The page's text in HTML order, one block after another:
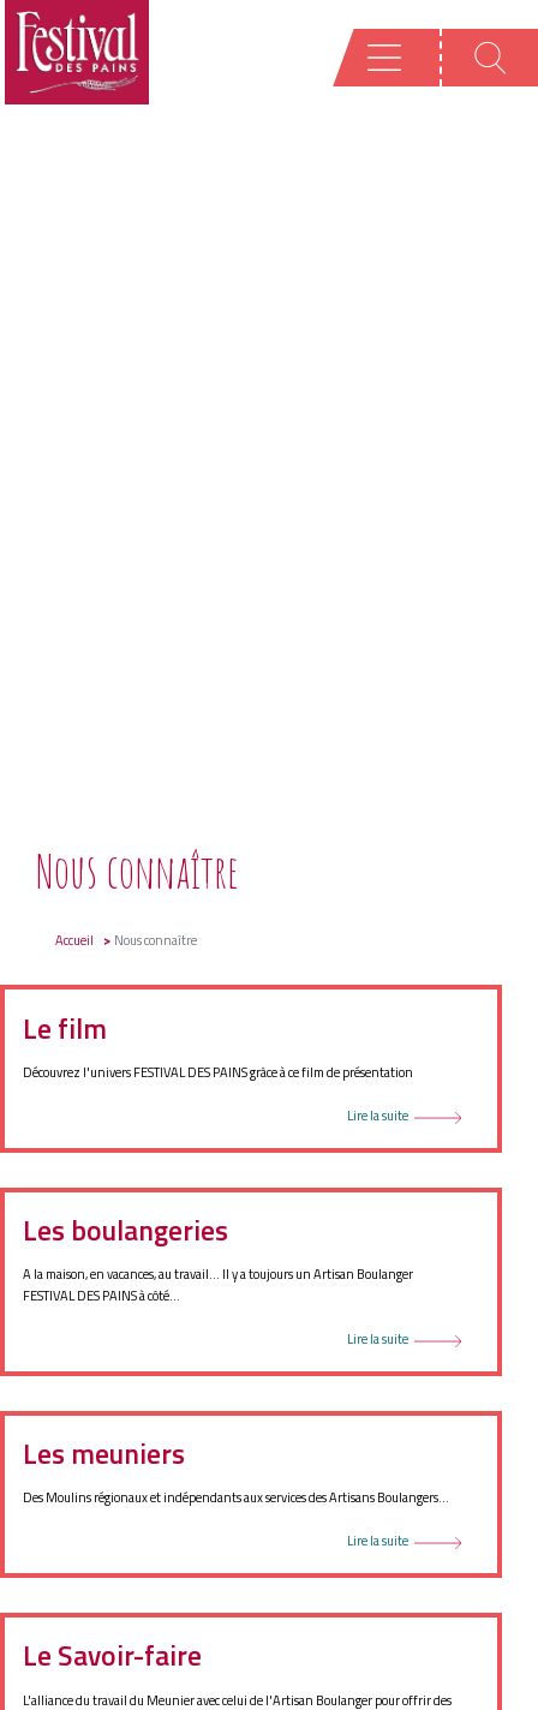
Nous connaître
Accueil Nous connaître
Le film
Découvrez l'univers FESTIVAL DES PAINS grâce à ce film de présentation
Lire la suite
Les boulangeries
A la maison, en vacances, au travail... Il y a toujours un Artisan Boulanger
FESTIVAL DES PAINS à côté...
Lire la suite
Les meuniers
Des Moulins régionaux et indépendants aux services des Artisans Boulangers...
Lire la suite
Le Savoir-faire
L'alliance du travail du Meunier avec celui de l'Artisan Boulanger pour offrir des